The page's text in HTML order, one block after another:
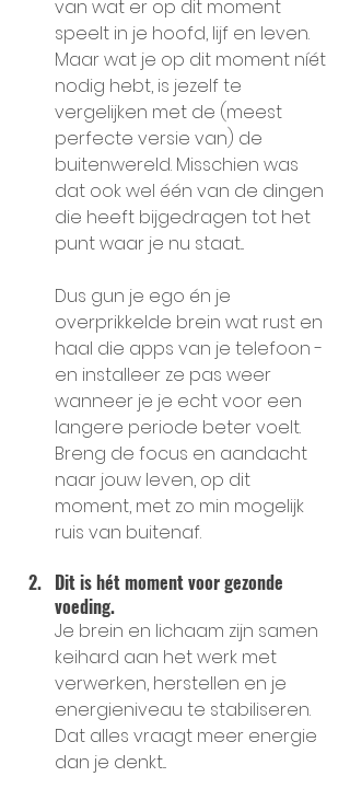
van wat er op dit moment
speelt in je hoofd, lijf en leven.
Maar wat je op dit moment níét
nodig hebt, is jezelf te
vergelijken met de (meest
perfecte versie van) de
buitenwereld. Misschien was
dat ook wel één van de dingen
die heeft bijgedragen tot het
punt waar je nu staat...
Dus gun je ego én je
overprikkelde brein wat rust en
haal die apps van je telefoon -
en installeer ze pas weer
wanneer je je echt voor een
langere periode beter voelt.
Breng de focus en aandacht
naar jouw leven, op dit
moment, met zo min mogelijk
ruis van buitenaf.
Dit is hét moment voor gezonde
voeding.
Je brein en lichaam zijn samen
keihard aan het werk met
verwerken, herstellen en je
energieniveau te stabiliseren.
Dat alles vraagt meer energie
dan je denkt...